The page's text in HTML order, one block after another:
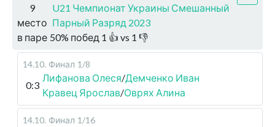
9
место
U21 Чемпионат Украины Смешанный
Парный Разряд 2023
в паре 50% побед 1 👍 vs 1 👎
14.10. Финал 1/8
0:3
Лифанова Олеся/Демченко Иван
Кравец Ярослав/Оврях Алина
14.10. Финал 1/16